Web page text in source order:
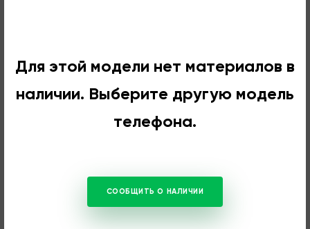
Для этой модели нет материалов в
наличии. Выберите другую модель
телефона.
СООБЩИТЬ О НАЛИЧИИ